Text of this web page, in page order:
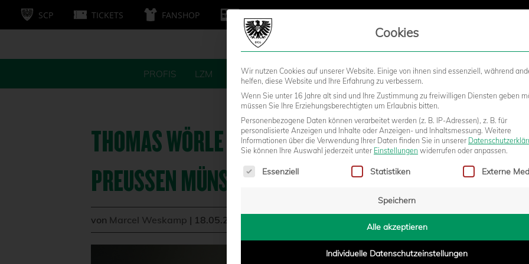
SCP TICKETS FANSHOP
PROFIS LZM FANS STADION BUSINESS KIDS
THOMAS WÖRLE WIRD NEUER CHEFTRAINER DES SC
PREUSSEN MÜNSTER
von Marcel Weskamp | 18.05.2026 - 18:40
Cookies
Wir nutzen Cookies auf unserer Website. Einige von ihnen sind essenziell, während
helfen, diese Website und Ihre Erfahrung zu verbessern.
Wenn Sie unter 16 Jahre alt sind und Ihre Zustimmung zu freiwilligen Diensten geben
müssen Sie Ihre Erziehungsberechtigten um Erlaubnis bitten.
Personenbezogene Daten können verarbeitet werden (z. B. IP-Adressen), z. B. für
personalisierte Anzeigen und Inhalte oder Anzeigen- und Inhaltsmessung. Weitere
Informationen über die Verwendung Ihrer Daten finden Sie in unserer
Sie können Ihre Auswahl jederzeit unter Einstellungen widerrufen oder anpassen.
Es folgt eine Liste der Service-Gruppen, für die eine Einwilligung erteilt
Essenziell Statistiken Externe
Speichern
Alle akzeptieren
Individuelle Datenschutzeinstellungen